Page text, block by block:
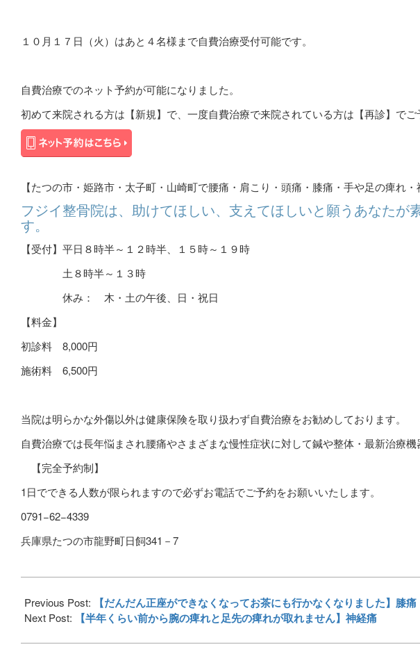
１０月１７日（火）はあと４名様まで自費治療受付可能です。
自費治療でのネット予約が可能になりました。
初めて来院される方は【新規】で、一度自費治療で来院されている方は【再診】でご
【たつの市・姫路市・太子町・山崎町で腰痛・肩こり・頭痛・膝痛・手や足の痺れ
フジイ整骨院は、助けてほしい、支えてほしいと願うあなたが
す。
【受付】平日８時半～１２時半、１５時～１９時
土８時半～１３時
休み： 木・土の午後、日・祝日
【料金】
初診料 8,000円
施術料 6,500円
当院は明らかな外傷以外は健康保険を取り扱わず自費治療をお勧めしております。
自費治療では長年悩まされ腰痛やさまざまな慢性症状に対して鍼や整体・最新治療機
【完全予約制】
1日でできる人数が限られますので必ずお電話でご予約をお願いいたします。
0791−62−4339
兵庫県たつの市龍野町日飼341－7
10-
16
Previous Post: 【だんだん正座ができなくなってお茶にも行かなくなりました】膝痛
Next Post: 【半年くらい前から腕の痺れと足先の痺れが取れません】神経痛